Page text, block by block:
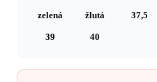
zelená žlutá 37,5
39 40